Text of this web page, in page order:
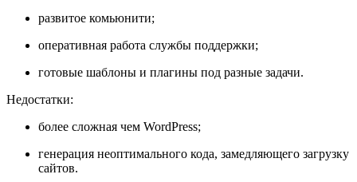
развитое комьюнити;
оперативная работа службы поддержки;
готовые шаблоны и плагины под разные задачи.
Недостатки:
более сложная чем WordPress;
генерация неоптимального кода, замедляющего загрузку
сайтов.